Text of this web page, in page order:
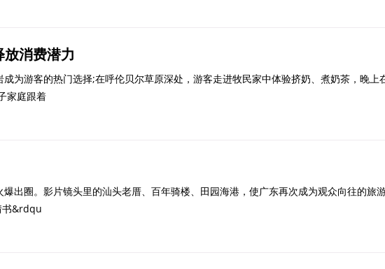
放消费潜力
游客的热门选择;在呼伦贝尔草原深处，游客走进牧民家中体验挤奶、煮奶茶，晚上
家庭跟着
圈。影片镜头里的汕头老厝、百年骑楼、田园海港，使广东再次成为观众向往的旅
书&rdqu